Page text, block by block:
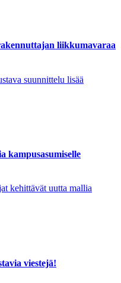
liikkumavaraa
suunnittelu lisää
kampusasumiselle
kehittävät uutta mallia
viestejä!